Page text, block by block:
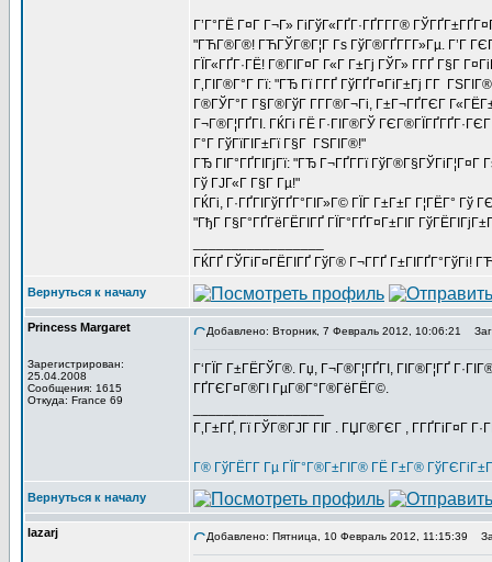
Г’Г°ГЁ Г¤Г Г¬Г» ГіГўГ«ГҐГ·ГҐГ­Г­Г®
"ГЋГ®Г®! ГЋГЎГ®Г¦Г Гѕ ГўГ®ГҐГ­Г­Г»Гµ. Г’Г
ГЇГ«ГҐГ·ГЁ! Г®ГІГ¤Г Г«Г Г±Гј ГЎГ» Г­ГҐ Г§Г
Г‚ГІГ®Г°Г Гї: "ГЂ Гї Г­ГҐ ГўГҐГ¤ГіГ±Гј Г­Г
Г®ГЎГ°Г Г§Г®ГўГ Г­Г­Г®Г¬Гі, Г±Г¬ГҐГЄГ
Г¬Г®Г¦ГҐГІ. ГЌГі ГЁ Г·ГІГ®ГЎ
Г°Г ГўГїГІГ±Гї Г§Г ГЅГІГ®!"
ГЂ ГІГ°ГҐГІГјГї: "ГЂ Г¬ГҐГ­Гї
Гў ГЈГ«Г Г§Г Гµ!"
ГЌГі, Г·ГҐГІГўГҐГ°ГІГ»Г© ГЇГ Г±Г±Г Г¦ГЁГ°
"ГђГ Г§Г°ГҐГёГЁГІГҐ ГЇГ°ГҐГ¤Г±ГІГ
ГЌГҐ ГЎГіГ¤ГЁГІГҐ ГўГ® Г¬Г­ГҐ Г±ГІГҐГ°ГўГі!
Вернуться к началу
Princess Margaret
Зарегистрирован:
25.04.2008
Сообщения: 1615
Откуда: France 69
Добавлено: Вторник, 7 Февраль 2012, 10:06:21
Г‘ГЇГ Г±ГЁГЎГ®. Гџ, Г¬Г®Г¦ГҐГІ, ГІГ®Г¦ГҐ
ГҐГЄГ¤Г®ГІ ГµГ®Г°Г®ГёГЁГ©.
Г‚Г±ГҐ, Гї ГЎГ®ГЈГ ГІГ . ГЏГ®ГЄГ , Г­ГҐГіГ¤Г
Г® ГўГЁГ­Г Гµ ГЇГ°Г®Г±ГІГ® ГЁ Г±Г®
Вернуться к началу
lazarj Добавлено: Пятница, 10 Февраль 2012, 11:15:39